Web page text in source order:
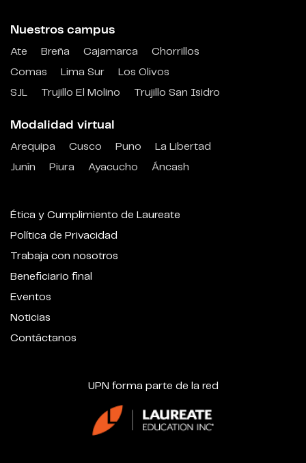
Nuestros campus
Ate Breña Cajamarca
Chorrillos
Comas
Lima Sur
Los Olivos
SJL
Trujillo El Molino Trujillo San Isidro
Modalidad virtual
Arequipa Cusco Puno
La Libertad
Junín
Piura Ayacucho Áncash
Ética y Cumplimiento de Laureate
Política de Privacidad
Trabaja con nosotros
Beneficiario final
Eventos
Noticias
Contáctanos
UPN forma parte de la red